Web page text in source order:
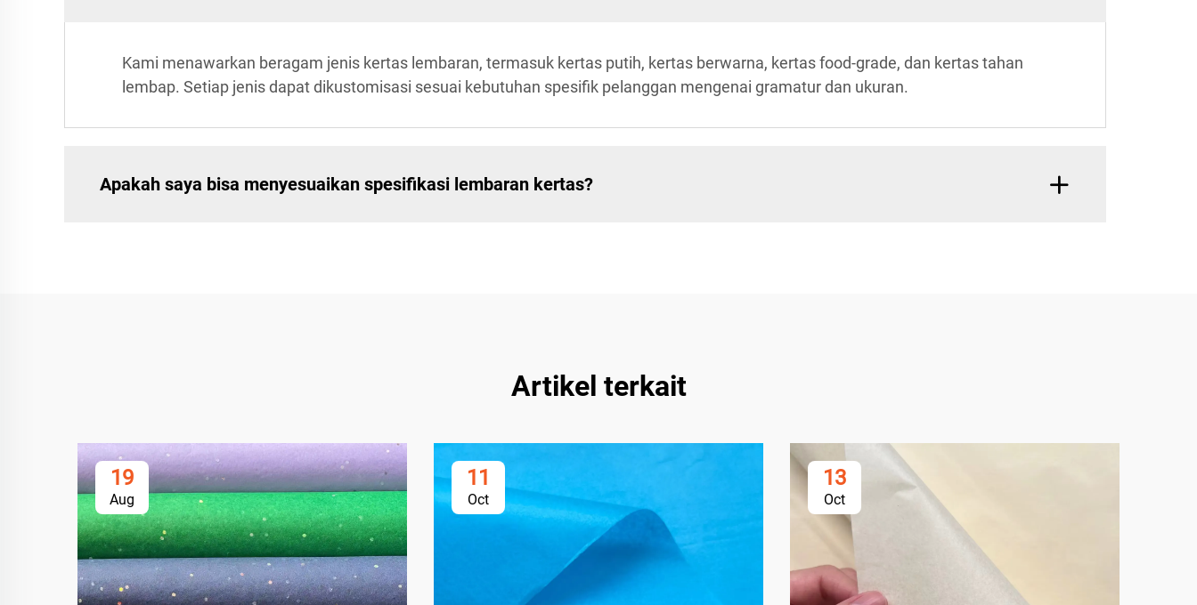
Kami menawarkan beragam jenis kertas lembaran, termasuk kertas putih, kertas berwarna, kertas food-grade, dan kertas tahan
lembap. Setiap jenis dapat dikustomisasi sesuai kebutuhan spesifik pelanggan mengenai gramatur dan ukuran.
Apakah saya bisa menyesuaikan spesifikasi lembaran kertas?
Artikel terkait
19
Aug
11
Oct
13
Oct